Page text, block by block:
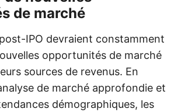
de marché
IPO devraient constamment
opportunités de marché
sources de revenus. En
de marché approfondie et
démographiques, les